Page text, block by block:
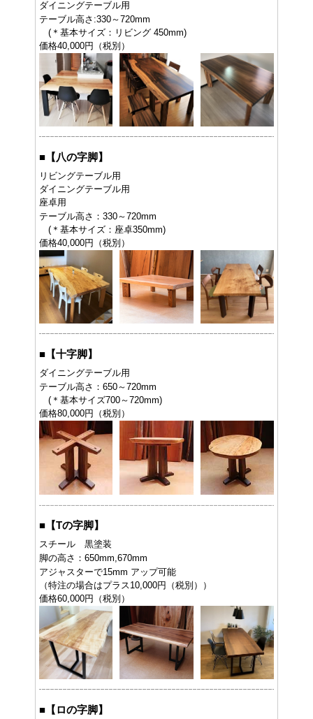
ダイニングテーブル用
テーブル高さ:330～720mm
(＊基本サイズ：リビング 450mm)
価格40,000円（税別）
■ 【八の字脚】
リビングテーブル用
ダイニングテーブル用
座卓用
テーブル高さ：330～720mm
(＊基本サイズ：座卓350mm)
価格40,000円（税別）
■ 【十字脚】
ダイニングテーブル用
テーブル高さ：650～720mm
(＊基本サイズ700～720mm)
価格80,000円（税別）
■ 【Tの字脚】
スチール 黒塗装
脚の高さ：650mm,670mm
アジャスターで15mm アップ可能
（特注の場合はプラス10,000円（税別））
価格60,000円（税別）
■ 【ロの字脚】